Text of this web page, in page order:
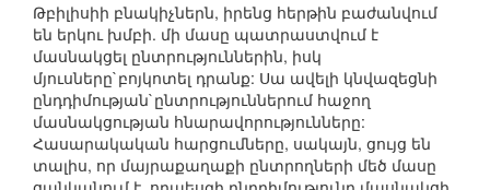
Թբիլիսիի բնակիչներն, իրենց հերթին բաժանվում
են երկու խմբի. մի մասը պատրաստվում է
մասնակցել ընտրություններին, իսկ
մյուսները`բոյկոտել դրանք: Սա ավելի կնվազեցնի
ընդդիմության`ընտրություններում հաջող
մասնակցության հնարավորությունները:
Հասարակական հարցումները, սակայն, ցույց են
տալիս, որ մայրաքաղաքի ընտրողների մեծ մասը